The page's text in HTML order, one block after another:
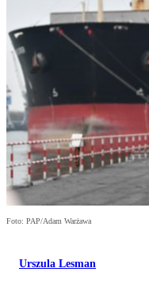
Foto: PAP/Adam Warżawa
Urszula Lesman